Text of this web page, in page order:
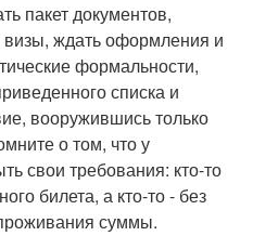
пакет документов,
визы, ждать оформления и
формальности,
списка и
вооружившись только
о том, что у
свои требования: кто-то
билета, а кто-то - без
суммы.